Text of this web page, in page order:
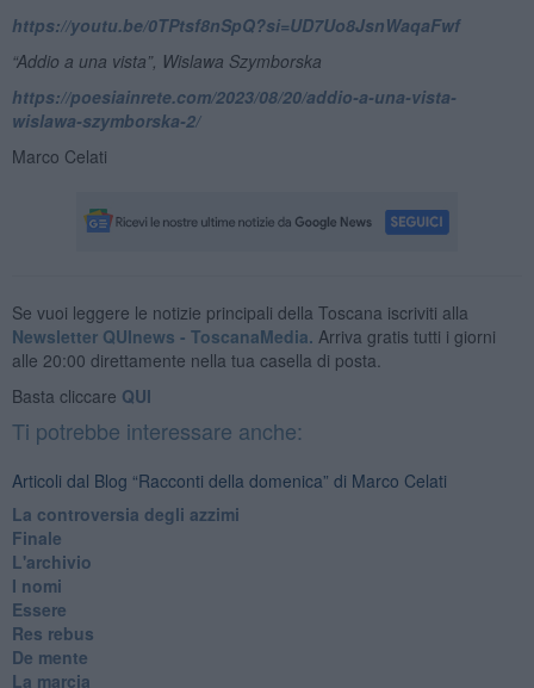
https://youtu.be/0TPtsf8nSpQ?si=UD7Uo8JsnWaqaFwf
“Addio a una vista”, Wislawa Szymborska
https://poesiainrete.com/2023/08/20/addio-a-una-vista-
wislawa-szymborska-2/
Marco Celati
Se vuoi leggere le notizie principali della Toscana iscriviti alla
Newsletter QUInews - ToscanaMedia. Arriva gratis tutti i giorni
alle 20:00 direttamente nella tua casella di posta.
Basta cliccare QUI
Ti potrebbe interessare anche:
Articoli dal Blog “Racconti della domenica” di Marco Celati
La controversia degli azzimi
Finale
L'archivio
I nomi
Essere
Res rebus
De mente
La marcia